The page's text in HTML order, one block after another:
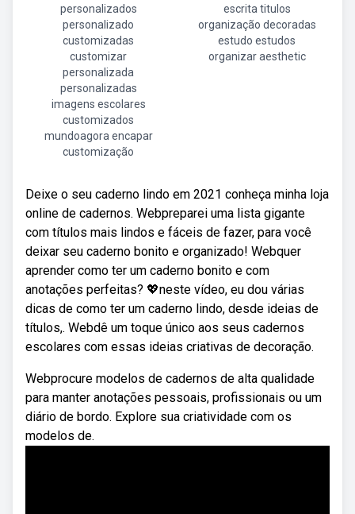
personalizados
personalizado
customizadas
customizar
personalizada
personalizadas
imagens escolares
customizados
mundoagora encapar
customização
escrita titulos
organização decoradas
estudo estudos
organizar aesthetic
Deixe o seu caderno lindo em 2021 conheça minha loja
online de cadernos. Webpreparei uma lista gigante
com títulos mais lindos e fáceis de fazer, para você
deixar seu caderno bonito e organizado! Webquer
aprender como ter um caderno bonito e com
anotações perfeitas? 💖neste vídeo, eu dou várias
dicas de como ter um caderno lindo, desde ideias de
títulos,. Webdê um toque único aos seus cadernos
escolares com essas ideias criativas de decoração.
Webprocure modelos de cadernos de alta qualidade
para manter anotações pessoais, profissionais ou um
diário de bordo. Explore sua criatividade com os
modelos de.